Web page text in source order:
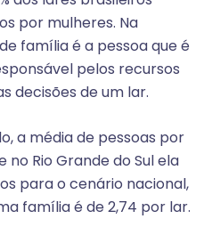
por mulheres. Na
família é a pessoa que é
pelos recursos
decisões de um lar.
a média de pessoas por
no Rio Grande do Sul ela
para o cenário nacional,
família é de 2,74 por lar.